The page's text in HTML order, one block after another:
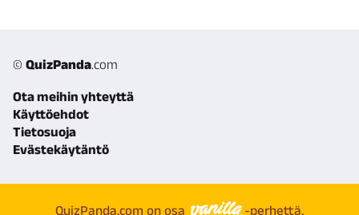
© QuizPanda.com
Ota meihin yhteyttä
Käyttöehdot
Tietosuoja
Evästekäytäntö
QuizPanda.com on osa -perhettä.